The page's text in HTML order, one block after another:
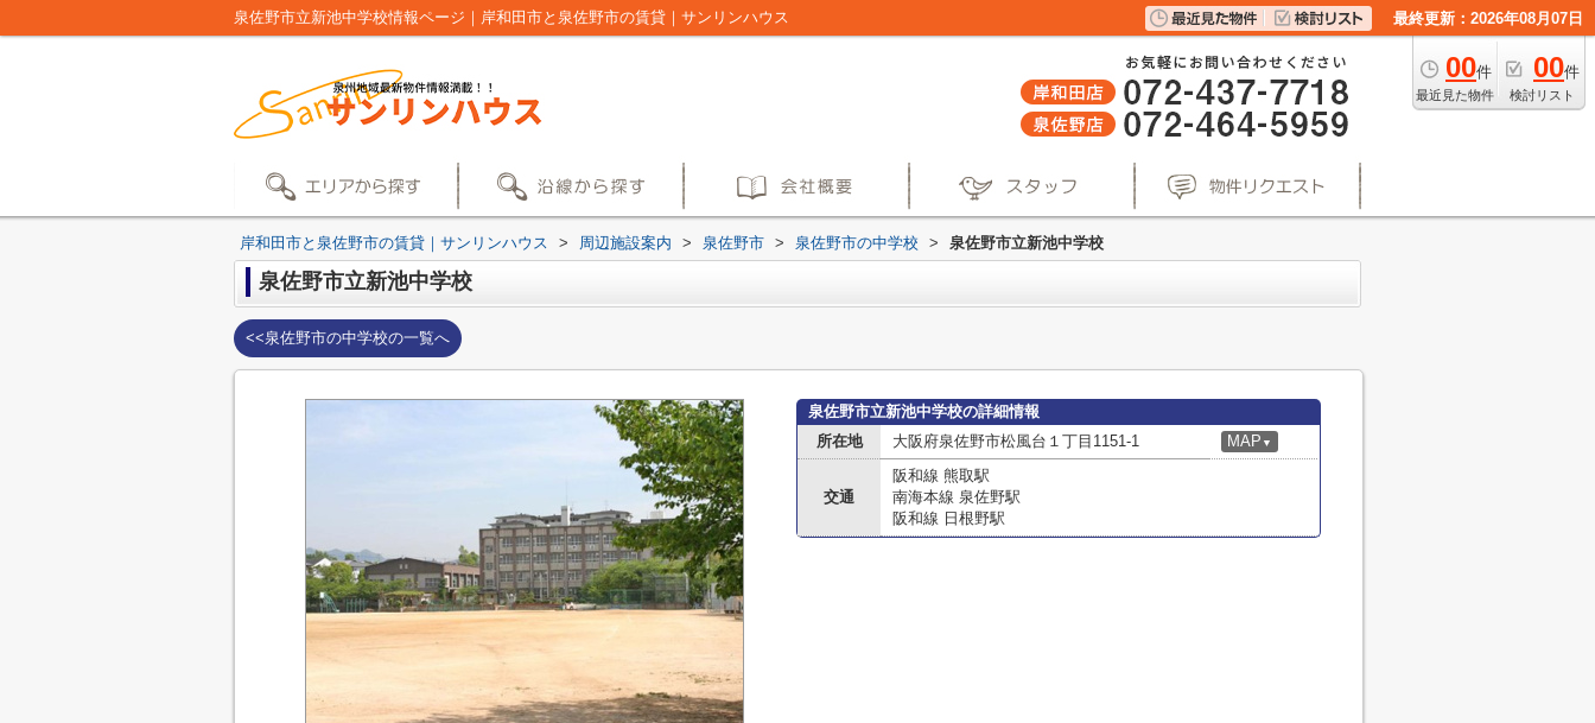
泉佐野市立新池中学校情報ページ｜岸和田市と泉佐野市の賃貸｜サンリンハウス 最終更新：2026年08月07日
00件
最近見た物件
00件
検討リスト
岸和田市と泉佐野市の賃貸｜サンリンハウス > 周辺施設案内 > 泉佐野市 > 泉佐野市の中学校 > 泉佐野市立新池中学校
泉佐野市立新池中学校
<<泉佐野市の中学校の一覧へ
泉佐野市立新池中学校の詳細情報
所在地
大阪府泉佐野市松風台１丁目1151-1 MAP ▼
交通
阪和線 熊取駅
南海本線 泉佐野駅
阪和線 日根野駅